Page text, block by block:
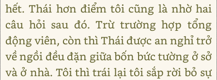
hết. Thái hơn điểm tôi cũng là nhờ hai
câu hỏi sau đó. Trừ trường hợp tổng
động viên, còn thì Thái được an nghỉ trở
về ngồi đều đặn giữa bốn bức tường ở sở
và ở nhà. Tôi thì trái lại tôi sắp rời bỏ sự